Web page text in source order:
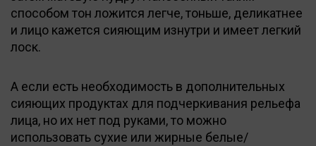
способом тон ложится легче, тоньше, деликатнее
и лицо кажется сияющим изнутри и имеет легкий
лоск.
А если есть необходимость в дополнительных
сияющих продуктах для подчеркивания рельефа
лица, но их нет под руками, то можно
использовать сухие или жирные белые/